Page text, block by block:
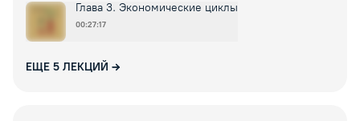
Глава 3. Экономические циклы
00:27:17
ЕЩЕ 5 ЛЕКЦИЙ